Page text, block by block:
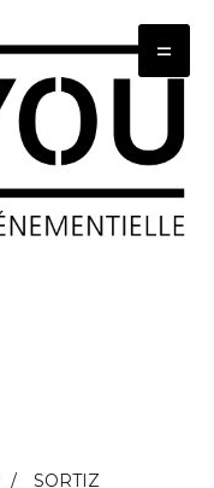
=
SORTIZ